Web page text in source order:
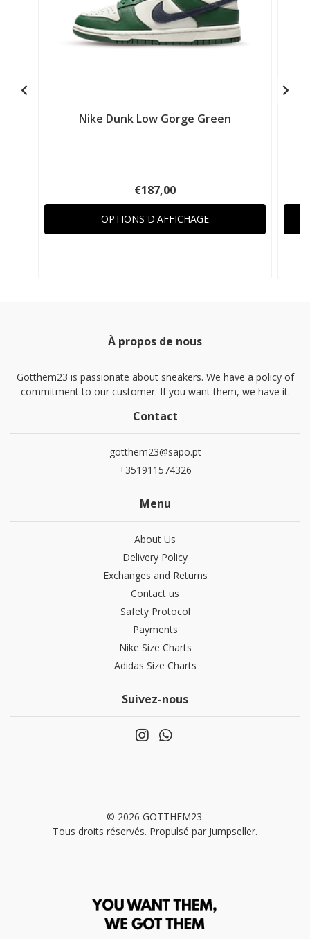
Nike Dunk Low Gorge Green
€187,00
OPTIONS D'AFFICHAGE
À propos de nous
Gotthem23 is passionate about sneakers. We have a policy of
commitment to our customer. If you want them, we have it.
Contact
gotthem23@sapo.pt
+351911574326
Menu
About Us
Delivery Policy
Exchanges and Returns
Contact us
Safety Protocol
Payments
Nike Size Charts
Adidas Size Charts
Suivez-nous
© 2026 GOTTHEM23.
Tous droits réservés. Propulsé par Jumpseller.